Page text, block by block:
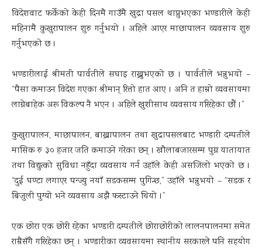
विदेशवाट फर्केको केही दिनमै गाउँमै खुद्रा पसल थाप्नुभएका भण्डारीले केही
महिनामै कुखुरापालन शुरु गर्नुभयो । अहिले आएर माछापालन व्यवसाय शुरु
गर्नुभएको छ ।
भण्डारीलाई श्रीमती पार्वतीले सघाइ राख्नुभएको छ । पार्वतीले भन्नुभयो –
“पैसा कमाउन विदेश गएका श्रीमान् रित्तो हात आए । अनि त हाम्रो व्यवसायमा
लाग्नेबाहेक अरू विकल्प नै भएन । अहिले खुशीसाथ व्यवसाय गरिरहेका छौं ।”
कुखुरापालन, माछापालन, बाख्रापालन तथा खुद्रापसलबाट भण्डारी दम्पतीले
मासिक रु ३० हजार जति कमाउने गरेका छन् । खौलाबजारसम्म पुग्न यातायात
तथा विद्युत्को सुविधा नहुँदा व्यवसाय गर्न उहाँले केही असजिलो भएको छ ।
“दुई घण्टा लगाएर पन्ज्यु नयाँ सडकसम्म पुगिन्छ,” उहाँले भन्नुभयो – “सडक र
बिजुली पुग्यो भने व्यवसाय अझै फस्टाउने थियो ।”
एक छोरा एक छोरी रहेका भण्डारी दम्पतीले छोराछोरीको लालनपालनमा समेत
राम्रैसँगै गरिरहेका छन् । भण्डारीका व्यवसायमा स्थानीय सरकारले पनि सहयोग